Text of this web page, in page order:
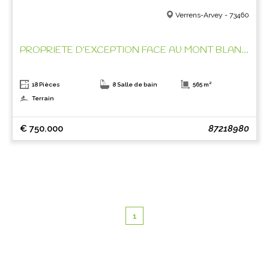
Verrens-Arvey - 73460
PROPRIETE D’EXCEPTION FACE AU MONT BLANC !
18 Pièces 8 Salle de bain 565 m²
Terrain
€ 750.000 87218980
1